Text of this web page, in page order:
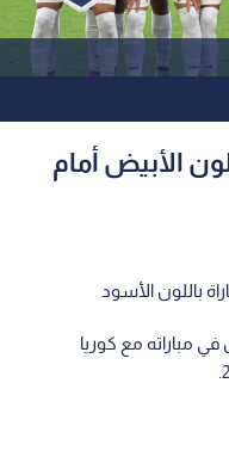
الأبيض أمام
باللون الأسود
مباراته مع كوريا